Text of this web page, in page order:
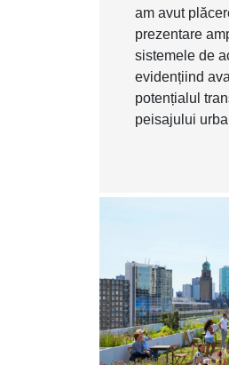
am avut
prezentare
sistemele de
evidențiind
potențialul
peisajului